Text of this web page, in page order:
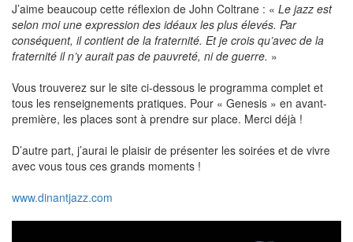
J’aime beaucoup cette réflexion de John Coltrane : « Le jazz est
selon moi une expression des idéaux les plus élevés. Par
conséquent, il contient de la fraternité. Et je crois qu’avec de la
fraternité il n’y aurait pas de pauvreté, ni de guerre. »
Vous trouverez sur le site ci-dessous le programma complet et
tous les renseignements pratiques. Pour « Genesis » en avant-
première, les places sont à prendre sur place. Merci déjà !
D’autre part, j’aurai le plaisir de présenter les soirées et de vivre
avec vous tous ces grands moments !
www.dinantjazz.com